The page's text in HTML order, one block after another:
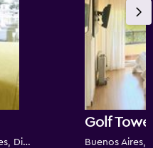
Ciudad De La Paz 1868, Buenos Aires, Distrito Federal, Argentina
Buenos Aires,